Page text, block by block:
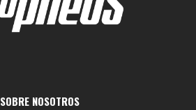
SOBRE NOSOTROS